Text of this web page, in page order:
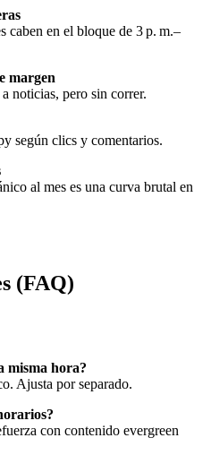
caben en el bloque de 3 p. m.–
margen
noticias, pero sin correr.
según clics y comentarios.
al mes es una curva brutal en
(FAQ)
misma hora?
Ajusta por separado.
con contenido evergreen